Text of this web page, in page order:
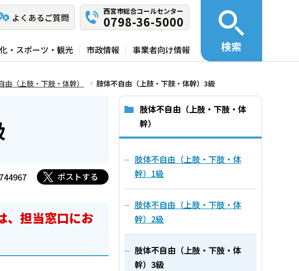
よくあるご質問
西宮市総合コールセンター
0798-36-5000
・スポーツ・観光 市政情報 事業者向け情報 検索
由（上肢・下肢・体幹） 肢体不自由（上肢・下肢・体幹）3級
ポストする
、担当窓口にお
肢体不自由（上肢・下肢・体
幹）
肢体不自由（上肢・下肢・体
幹）1級
肢体不自由（上肢・下肢・体
幹）2級
肢体不自由（上肢・下肢・体
幹）3級